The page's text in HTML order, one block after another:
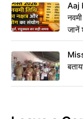
Aaj
जानें